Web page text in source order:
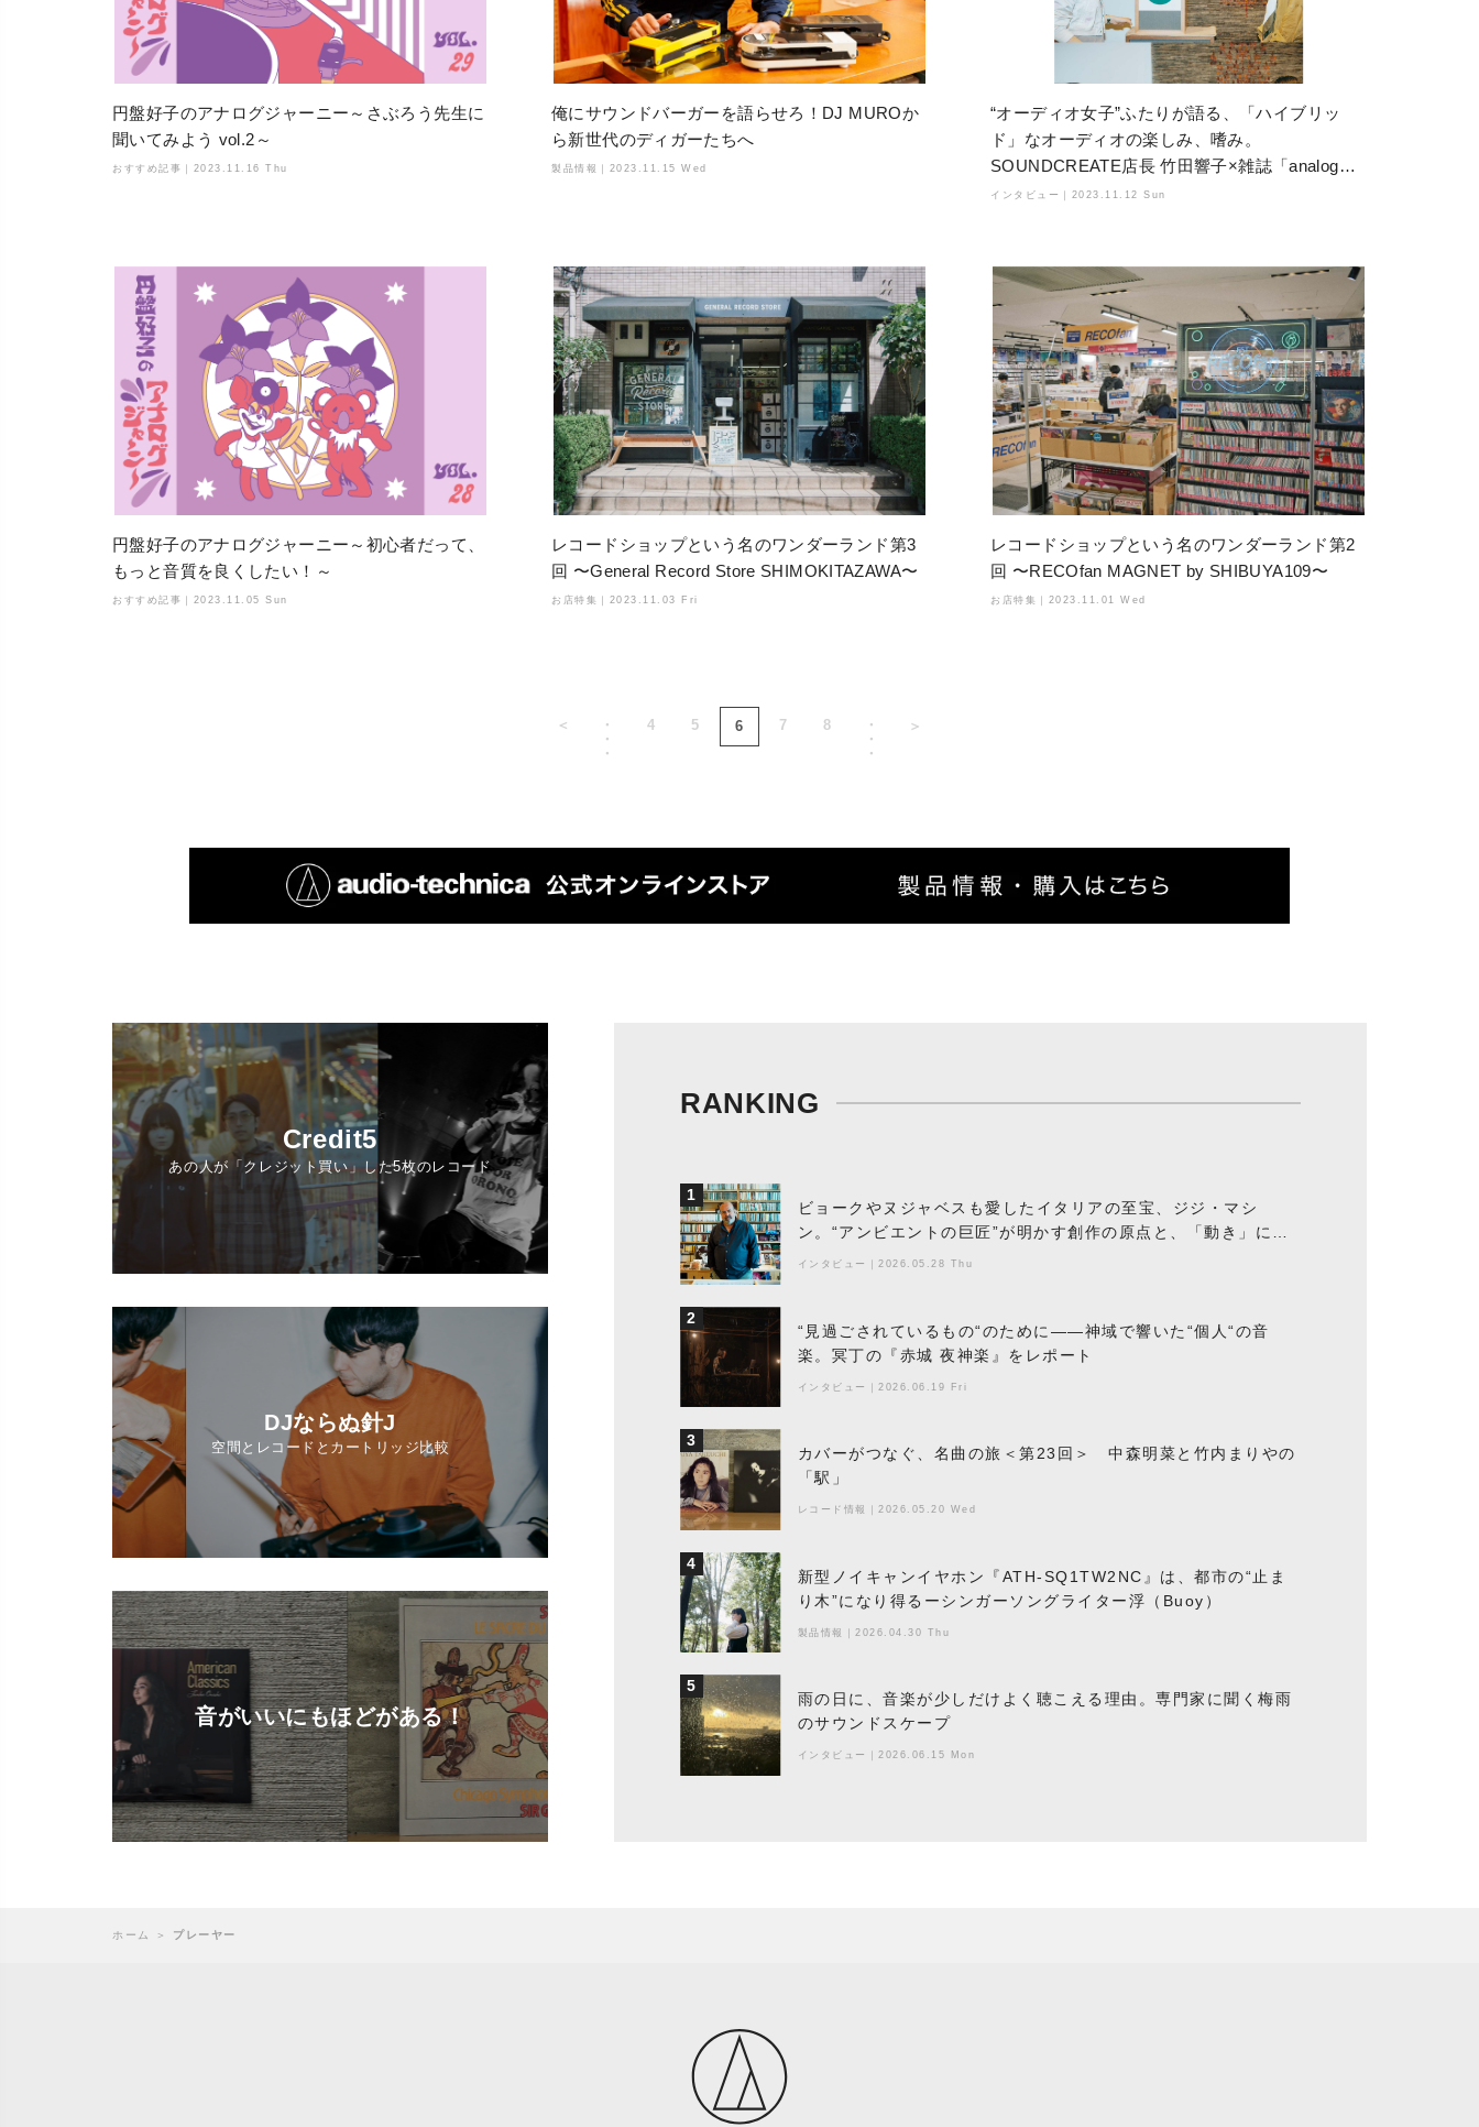
円盤好子のアナログジャーニー～さぶろう先生に
聞いてみよう vol.2～
おすすめ記事｜ 2023.11.16 Thu
俺にサウンドバーガーを語らせろ！DJ MUROか
ら新世代のディガーたちへ
製品情報｜ 2023.11.15 Wed
“オーディオ女子”ふたりが語る、「ハイブリッ
ド」なオーディオの楽しみ、嗜み。
SOUNDCREATE店長 竹田響子×雑誌「analog」
編集長 野間美紀子
インタビュー｜ 2023.11.12 Sun
円盤好子のアナログジャーニー～初心者だって、
もっと音質を良くしたい！～
おすすめ記事｜ 2023.11.05 Sun
レコードショップという名のワンダーランド第3
回 〜General Record Store SHIMOKITAZAWA〜
お店特集｜ 2023.11.03 Fri
レコードショップという名のワンダーランド第2
回 〜RECOfan MAGNET by SHIBUYA109〜
お店特集｜ 2023.11.01 Wed
＜
・
・
・
4 5 6 7 8
・
・
・
＞
Credit5
あの人が「クレジット買い」した5枚のレコード
DJならぬ針J
空間とレコードとカートリッジ比較
音がいいにもほどがある！
RANKING
1
ビョークやヌジャベスも愛したイタリアの至宝、ジジ・マシ
ン。“アンビエントの巨匠”が明かす創作の原点と、「動き」に満
ちた最新作の背景
インタビュー 2026.05.28 Thu
2
“見過ごされているもの“のために――神域で響いた“個人“の音
楽。冥丁の『赤城 夜神楽』をレポート
インタビュー 2026.06.19 Fri
3
カバーがつなぐ、名曲の旅＜第23回＞ 中森明菜と竹内まりやの
「駅」
レコード情報 2026.05.20 Wed
4
新型ノイキャンイヤホン『ATH-SQ1TW2NC』は、都市の“止ま
り木”になり得るーシンガーソングライター浮（Buoy）
製品情報 2026.04.30 Thu
5
雨の日に、音楽が少しだけよく聴こえる理由。専門家に聞く梅雨
のサウンドスケープ
インタビュー 2026.06.15 Mon
ホーム ＞ プレーヤー